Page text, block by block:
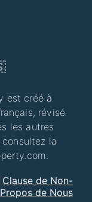
est créé à
révisé
les autres
la
Clause de Non-
de Nous